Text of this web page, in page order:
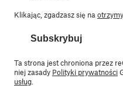
Klikając, zgadzasz się na
Subskrybuj
Ta strona jest chroniona przez
niej zasady Polityki prywatności
usług